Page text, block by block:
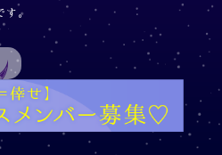
。